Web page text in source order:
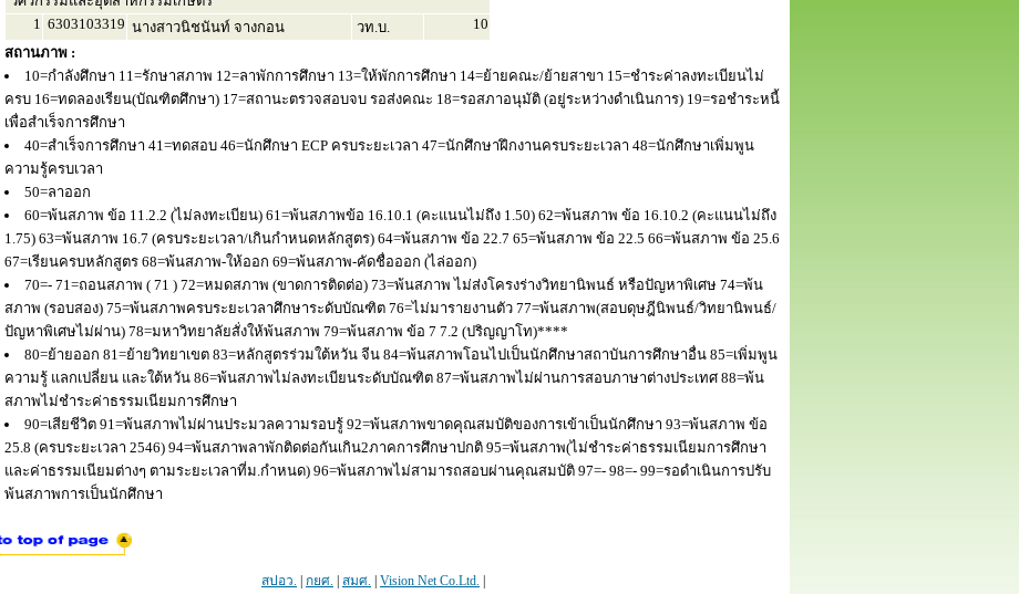
1 6303103319 นางสาวนิชนันท์ จางกอน วท.บ.
10
สถานภาพ :
10=กำลังศึกษา 11=รักษาสภาพ 12=ลาพักการศึกษา 13=ให้พักการศึกษา 14=ย้ายคณะ/ย้ายสาขา 15=ชำระค่าลงทะเบียนไม่
ครบ 16=ทดลองเรียน(บัณฑิตศึกษา) 17=สถานะตรวจสอบจบ รอส่งคณะ 18=รอสภาอนุมัติ (อยู่ระหว่างดำเนินการ) 19=รอชำระหนี้
เพื่อสำเร็จการศึกษา
40=สำเร็จการศึกษา 41=ทดสอบ 46=นักศึกษา ECP ครบระยะเวลา 47=นักศึกษาฝึกงานครบระยะเวลา 48=นักศึกษาเพิ่มพูน
ความรู้ครบเวลา
50=ลาออก
60=พ้นสภาพ ข้อ 11.2.2 (ไม่ลงทะเบียน) 61=พ้นสภาพข้อ 16.10.1 (คะแนนไม่ถึง 1.50) 62=พ้นสภาพ ข้อ 16.10.2 (คะแนนไม่ถึง
1.75) 63=พ้นสภาพ 16.7 (ครบระยะเวลา/เกินกำหนดหลักสูตร) 64=พ้นสภาพ ข้อ 22.7 65=พ้นสภาพ ข้อ 22.5 66=พ้นสภาพ ข้อ 25.6
67=เรียนครบหลักสูตร 68=พ้นสภาพ-ให้ออก 69=พ้นสภาพ-คัดชื่อออก (ไล่ออก)
70=- 71=ถอนสภาพ ( 71 ) 72=หมดสภาพ (ขาดการติดต่อ) 73=พ้นสภาพ ไม่ส่งโครงร่างวิทยานิพนธ์ หรือปัญหาพิเศษ 74=พ้น
สภาพ (รอบสอง) 75=พ้นสภาพครบระยะเวลาศึกษาระดับบัณฑิต 76=ไม่มารายงานตัว 77=พ้นสภาพ(สอบดุษฎีนิพนธ์/วิทยานิพนธ์/
ปัญหาพิเศษไม่ผ่าน) 78=มหาวิทยาลัยสั่งให้พ้นสภาพ 79=พ้นสภาพ ข้อ 7 7.2 (ปริญญาโท)****
80=ย้ายออก 81=ย้ายวิทยาเขต 83=หลักสูตรร่วมใต้หวัน จีน 84=พ้นสภาพโอนไปเป็นนักศึกษาสถาบันการศึกษาอื่น 85=เพิ่มพูน
ความรู้ แลกเปลี่ยน และใต้หวัน 86=พ้นสภาพไม่ลงทะเบียนระดับบัณฑิต 87=พ้นสภาพไม่ผ่านการสอบภาษาต่างประเทศ 88=พ้น
สภาพไม่ชำระค่าธรรมเนียมการศึกษา
90=เสียชีวิต 91=พ้นสภาพไม่ผ่านประมวลความรอบรู้ 92=พ้นสภาพขาดคุณสมบัติของการเข้าเป็นนักศึกษา 93=พ้นสภาพ ข้อ
25.8 (ครบระยะเวลา 2546) 94=พ้นสภาพลาพักติดต่อกันเกิน2ภาคการศึกษาปกติ 95=พ้นสภาพ(ไม่ชำระค่าธรรมเนียมการศึกษา
และค่าธรรมเนียมต่างๆ ตามระยะเวลาที่ม.กำหนด) 96=พ้นสภาพไม่สามารถสอบผ่านคุณสมบัติ 97=- 98=- 99=รอดำเนินการปรับ
พ้นสภาพการเป็นนักศึกษา
สปอว. กยศ. สมศ. Vision Net Co.Ltd.